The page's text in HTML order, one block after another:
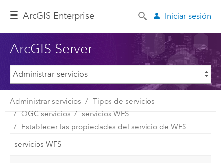
ArcGIS Enterprise Iniciar sesión
ArcGIS Server
Administrar servicios
Tipos de servicios
OGC servicios
servicios WFS
Establecer las propiedades del servicio de WFS
servicios WFS